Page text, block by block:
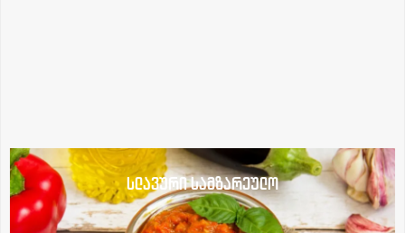
სლავური სამზარეულო